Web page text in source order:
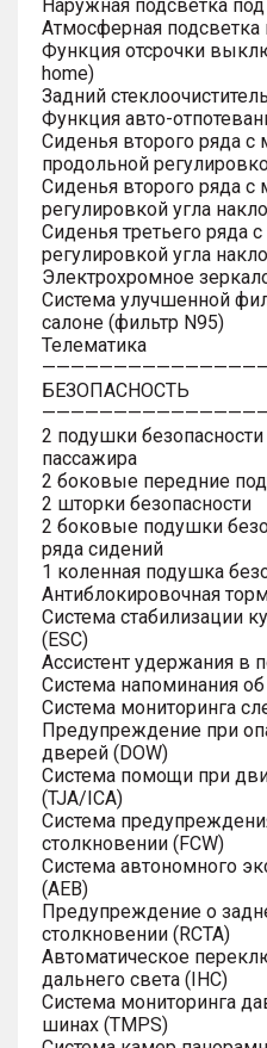
Наружная подсветка
Атмосферная подсветка
Функция отсрочки
home)
Задний стеклоочиститель
Функция авто-
Сиденья второго ряда с
продольной
Сиденья второго ряда с
регулировкой угла
Сиденья третьего ряда
регулировкой угла
Электрохромное
Система улучшенной
салоне (фильтр N95)
Телематика
БЕЗОПАСНОСТЬ
2 подушки
пассажира
2 боковые передние
2 шторки безопасности
2 боковые подушки
ряда сидений
1 коленная подушка
Антиблокировочная
Система стабилизации
(ESC)
Ассистент удержания в
Система напоминания об
Система мониторинга
Предупреждение при
дверей (DOW)
Система помощи при
(TJA/ICA)
Система
столкновении (FCW)
Система автономного
(AEB)
Предупреждение о
столкновении (RCTA)
Автоматическое
дальнего света (IHC)
Система мониторинга
шинах (TMPS)